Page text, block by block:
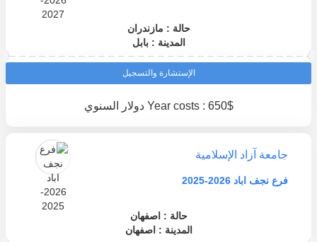
حالة : مازندران
المدينة : بابل
الإستشارة والتسجيل
Year costs : 650$ دولار السنوي
جامعة آزاد الإسلامية
فرع نجف اباد 2026-2025
حالة : اصفهان
المدينة : اصفهان